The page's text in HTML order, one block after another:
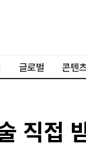
글로벌 콘텐
직접